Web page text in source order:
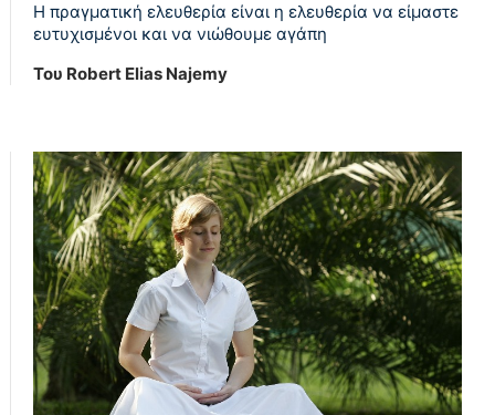
Η πραγματική ελευθερία είναι η ελευθερία να είμαστε
ευτυχισμένοι και να νιώθουμε αγάπη
Του Robert Elias Najemy